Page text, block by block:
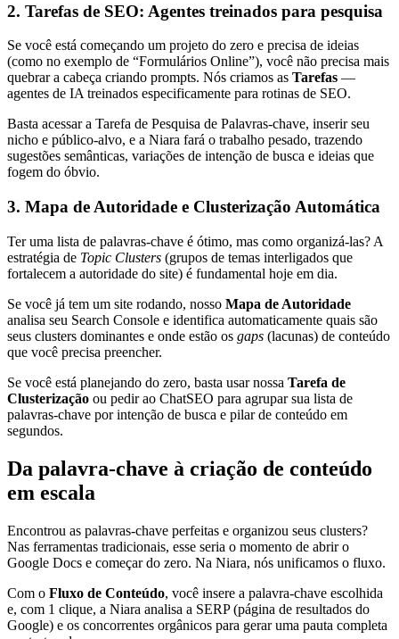
2. Tarefas de SEO: Agentes treinados para pesquisa
Se você está começando um projeto do zero e precisa de ideias
(como no exemplo de “Formulários Online”), você não precisa mais
quebrar a cabeça criando prompts. Nós criamos as Tarefas —
agentes de IA treinados especificamente para rotinas de SEO.
Basta acessar a Tarefa de Pesquisa de Palavras-chave, inserir seu
nicho e público-alvo, e a Niara fará o trabalho pesado, trazendo
sugestões semânticas, variações de intenção de busca e ideias que
fogem do óbvio.
3. Mapa de Autoridade e Clusterização Automática
Ter uma lista de palavras-chave é ótimo, mas como organizá-las? A
estratégia de Topic Clusters (grupos de temas interligados que
fortalecem a autoridade do site) é fundamental hoje em dia.
Se você já tem um site rodando, nosso Mapa de Autoridade
analisa seu Search Console e identifica automaticamente quais são
seus clusters dominantes e onde estão os gaps (lacunas) de conteúdo
que você precisa preencher.
Se você está planejando do zero, basta usar nossa Tarefa de
Clusterização ou pedir ao ChatSEO para agrupar sua lista de
palavras-chave por intenção de busca e pilar de conteúdo em
segundos.
Da palavra-chave à criação de conteúdo
em escala
Encontrou as palavras-chave perfeitas e organizou seus clusters?
Nas ferramentas tradicionais, esse seria o momento de abrir o
Google Docs e começar do zero. Na Niara, nós unificamos o fluxo.
Com o Fluxo de Conteúdo, você insere a palavra-chave escolhida
e, com 1 clique, a Niara analisa a SERP (página de resultados do
Google) e os concorrentes orgânicos para gerar uma pauta completa